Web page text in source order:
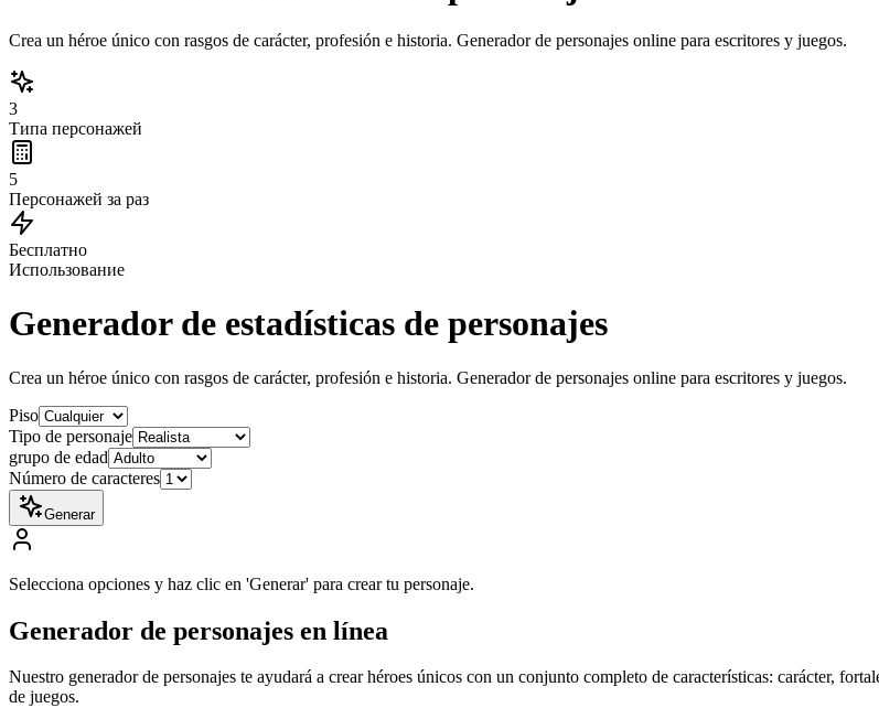
Crea un héroe único con rasgos de carácter, profesión e historia. Generador de personajes online para escritores y juegos.
3
Типа персонажей
5
Персонажей за раз
Бесплатно
Использование
Generador de estadísticas de personajes
Crea un héroe único con rasgos de carácter, profesión e historia. Generador de personajes online para escritores y juegos.
Piso
Tipo de personaje
grupo de edad
Número de caracteres
Generar
Selecciona opciones y haz clic en 'Generar' para crear tu personaje.
Generador de personajes en línea
Nuestro generador de personajes te ayudará a crear héroes únicos con un conjunto completo de características: carácter,
de juegos.